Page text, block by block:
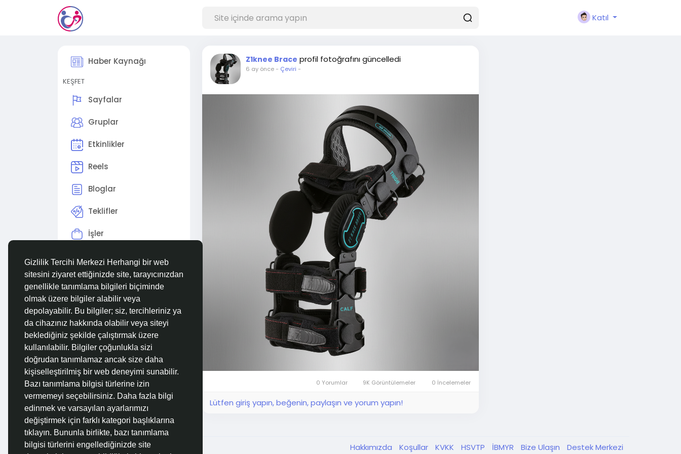
Gizlilik Tercihi Merkezi Herhangi bir web
sitesini ziyaret ettiğinizde site, tarayıcınızdan
genellikle tanımlama bilgileri biçiminde
olmak üzere bilgiler alabilir veya
depolayabilir. Bu bilgiler; siz, tercihleriniz ya
da cihazınız hakkında olabilir veya siteyi
beklediğiniz şekilde çalıştırmak üzere
kullanılabilir. Bilgiler çoğunlukla sizi
doğrudan tanımlamaz ancak size daha
kişiselleştirilmiş bir web deneyimi sunabilir.
Bazı tanımlama bilgisi türlerine izin
vermemeyi seçebilirsiniz. Daha fazla bilgi
edinmek ve varsayılan ayarlarımızı
değiştirmek için farklı kategori başlıklarına
tıklayın. Bununla birlikte, bazı tanımlama
bilgisi türlerini engellediğinizde site
Katıl
Haber Kaynağı
KEŞFET
Sayfalar
Gruplar
Etkinlikler
Reels
Bloglar
Teklifler
İşler
Filmler
Z1knee Brace profil fotoğrafını güncelledi
6 ay önce- Çeviri -
0 Yorumlar 9K Görüntülemeler 0 İncelemeler
Lütfen giriş yapın, beğenin, paylaşın ve yorum yapın!
© 2026 Özelim Turkish Hakkımızda Koşullar KVKK HSVTP İBMYR Bize Ulaşın Destek Merkezi